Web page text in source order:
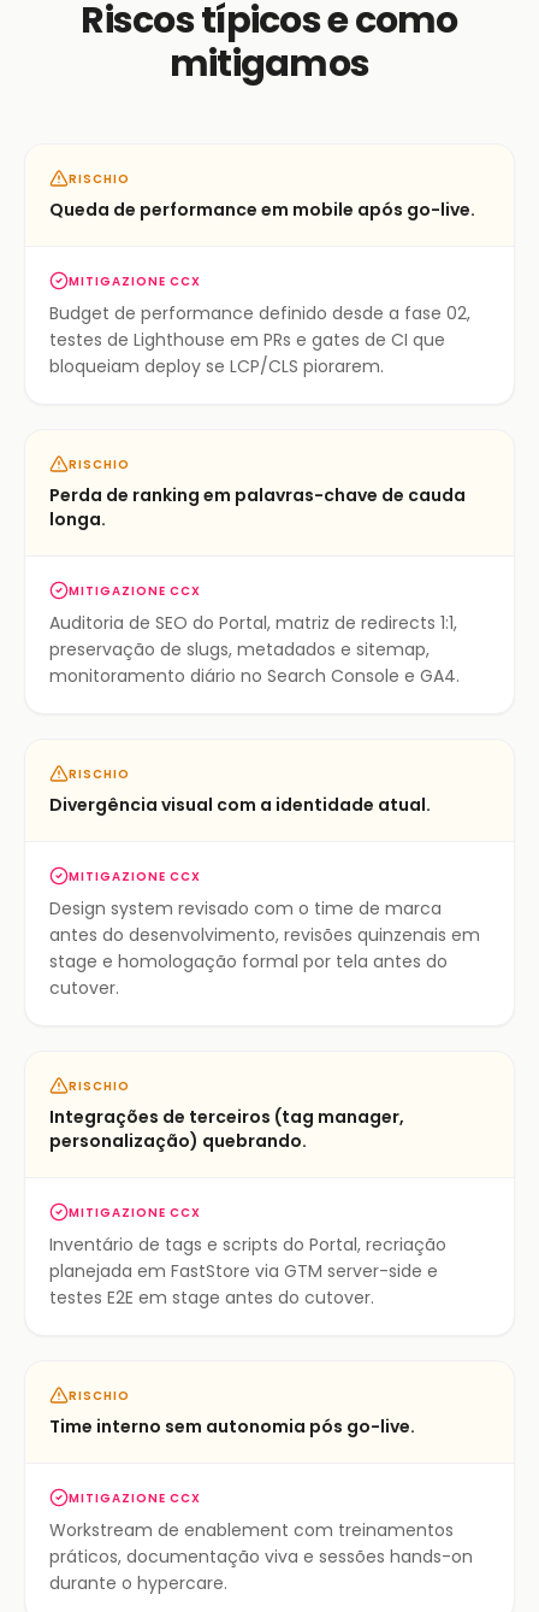
Riscos típicos e como
mitigamos
RISCHIO
Queda de performance em mobile após go-live.
MITIGAZIONE CCX
Budget de performance definido desde a fase 02,
testes de Lighthouse em PRs e gates de CI que
bloqueiam deploy se LCP/CLS piorarem.
RISCHIO
Perda de ranking em palavras-chave de cauda
longa.
MITIGAZIONE CCX
Auditoria de SEO do Portal, matriz de redirects 1:1,
preservação de slugs, metadados e sitemap,
monitoramento diário no Search Console e GA4.
RISCHIO
Divergência visual com a identidade atual.
MITIGAZIONE CCX
Design system revisado com o time de marca
antes do desenvolvimento, revisões quinzenais em
stage e homologação formal por tela antes do
cutover.
RISCHIO
Integrações de terceiros (tag manager,
personalização) quebrando.
MITIGAZIONE CCX
Inventário de tags e scripts do Portal, recriação
planejada em FastStore via GTM server-side e
testes E2E em stage antes do cutover.
RISCHIO
Time interno sem autonomia pós go-live.
MITIGAZIONE CCX
Workstream de enablement com treinamentos
práticos, documentação viva e sessões hands-on
durante o hypercare.